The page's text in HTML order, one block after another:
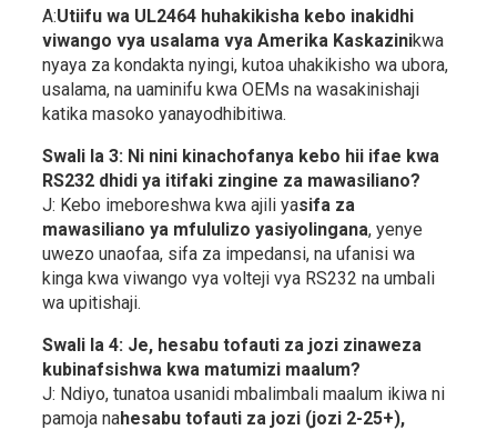
A:Utiifu wa UL2464 huhakikisha kebo inakidhi
viwango vya usalama vya Amerika Kaskazinikwa
nyaya za kondakta nyingi, kutoa uhakikisho wa ubora,
usalama, na uaminifu kwa OEMs na wasakinishaji
katika masoko yanayodhibitiwa.
Swali la 3: Ni nini kinachofanya kebo hii ifae kwa
RS232 dhidi ya itifaki zingine za mawasiliano?
J: Kebo imeboreshwa kwa ajili yasifa za
mawasiliano ya mfululizo yasiyolingana, yenye
uwezo unaofaa, sifa za impedansi, na ufanisi wa
kinga kwa viwango vya volteji vya RS232 na umbali
wa upitishaji.
Swali la 4: Je, hesabu tofauti za jozi zinaweza
kubinafsishwa kwa matumizi maalum?
J: Ndiyo, tunatoa usanidi mbalimbali maalum ikiwa ni
pamoja nahesabu tofauti za jozi (jozi 2-25+),